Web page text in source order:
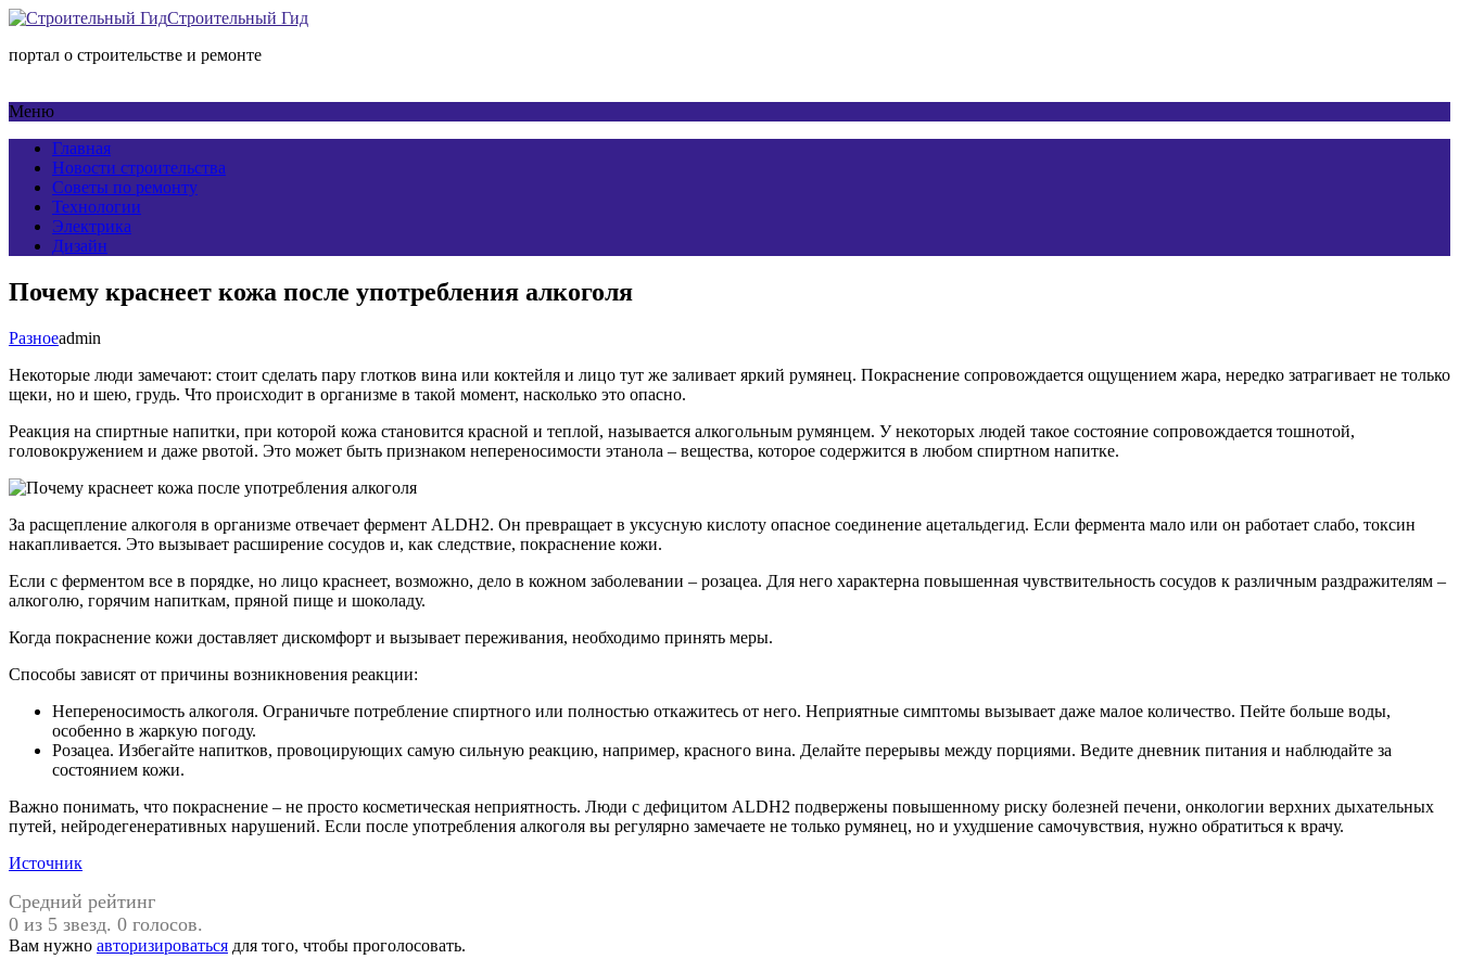
Строительный Гид
портал о строительстве и ремонте
Меню
Главная
Новости строительства
Советы по ремонту
Технологии
Электрика
Дизайн
Почему краснеет кожа после употребления алкоголя
Разноеadmin
Некоторые люди замечают: стоит сделать пару глотков вина или коктейля и лицо тут же заливает яркий румянец. Покраснение сопровождается ощущением жара, нередко затрагивает не только
щеки, но и шею, грудь. Что происходит в организме в такой момент, насколько это опасно.
Реакция на спиртные напитки, при которой кожа становится красной и теплой, называется алкогольным румянцем. У некоторых людей такое состояние сопровождается тошнотой,
головокружением и даже рвотой. Это может быть признаком непереносимости этанола – вещества, которое содержится в любом спиртном напитке.
За расщепление алкоголя в организме отвечает фермент ALDH2. Он превращает в уксусную кислоту опасное соединение ацетальдегид. Если фермента мало или он работает слабо, токсин
накапливается. Это вызывает расширение сосудов и, как следствие, покраснение кожи.
Если с ферментом все в порядке, но лицо краснеет, возможно, дело в кожном заболевании – розацеа. Для него характерна повышенная чувствительность сосудов к различным раздражителям –
алкоголю, горячим напиткам, пряной пище и шоколаду.
Когда покраснение кожи доставляет дискомфорт и вызывает переживания, необходимо принять меры.
Способы зависят от причины возникновения реакции:
Непереносимость алкоголя. Ограничьте потребление спиртного или полностью откажитесь от него. Неприятные симптомы вызывает даже малое количество. Пейте больше воды,
особенно в жаркую погоду.
Розацеа. Избегайте напитков, провоцирующих самую сильную реакцию, например, красного вина. Делайте перерывы между порциями. Ведите дневник питания и наблюдайте за
состоянием кожи.
Важно понимать, что покраснение – не просто косметическая неприятность. Люди с дефицитом ALDH2 подвержены повышенному риску болезней печени, онкологии верхних дыхательных
путей, нейродегенеративных нарушений. Если после употребления алкоголя вы регулярно замечаете не только румянец, но и ухудшение самочувствия, нужно обратиться к врачу.
Источник
Средний рейтинг
0 из 5 звезд. 0 голосов.
Вам нужно авторизироваться для того, чтобы проголосовать.